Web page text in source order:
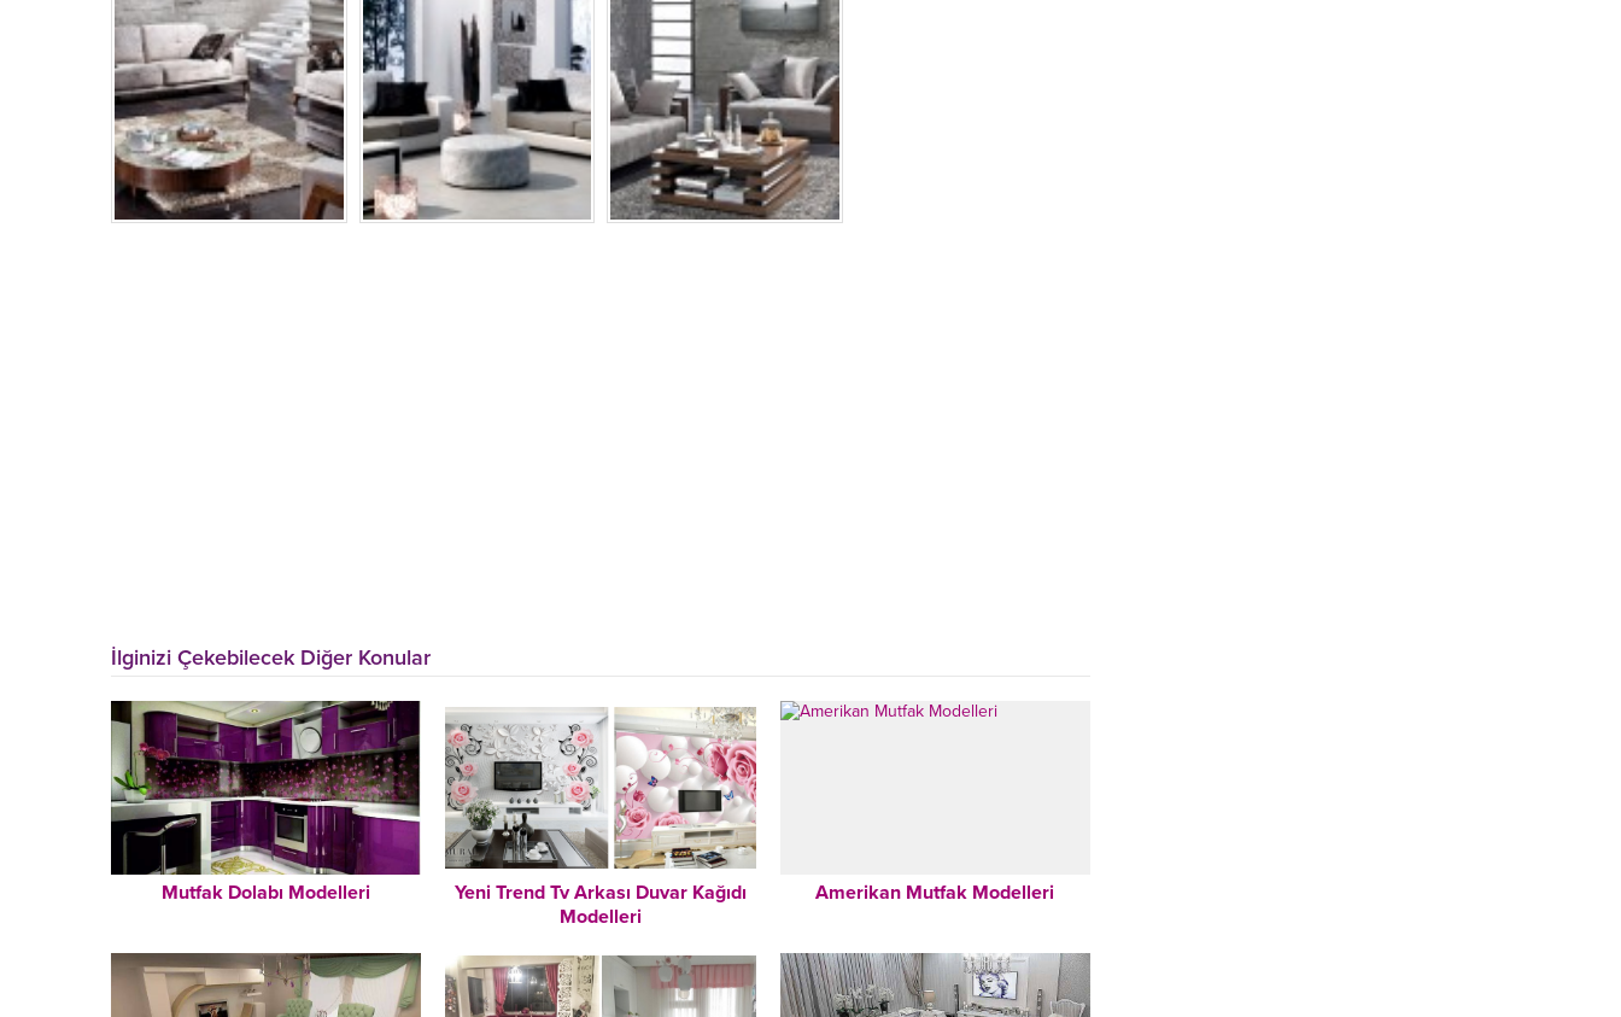
İlginizi Çekebilecek Diğer Konular
Mutfak Dolabı Modelleri
Yeni Trend Tv Arkası Duvar Kağıdı
Modelleri
Amerikan Mutfak Modelleri